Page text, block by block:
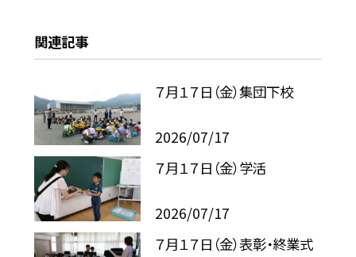
関連記事
７月１７日（金）集団下校
2026/07/17
７月１７日（金）学活
2026/07/17
７月１７日（金）表彰・終業式